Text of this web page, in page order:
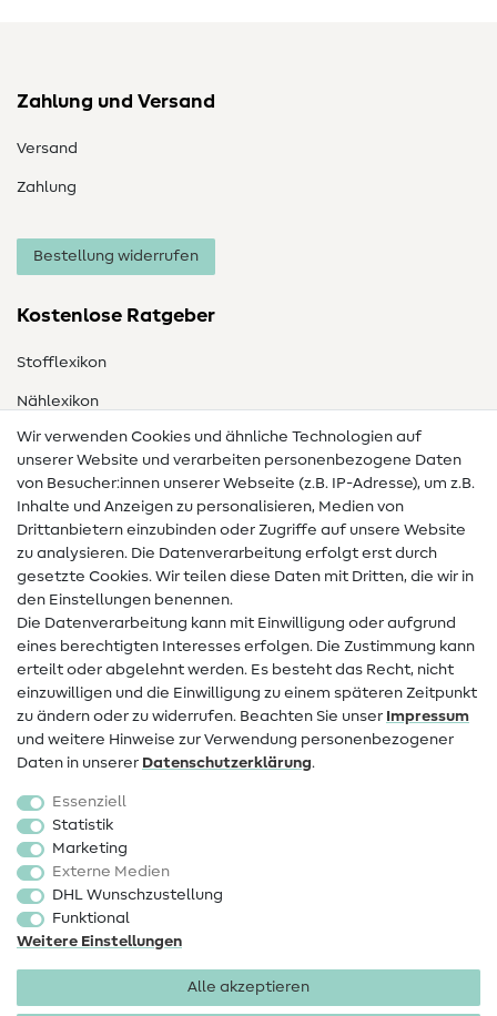
Zahlung und Versand
Versand
Zahlung
Bestellung widerrufen
Kostenlose Ratgeber
Stofflexikon
Nählexikon
Nähanleitungen
Hilfe & Kontakt
Kontakt
Infos zum Betreiberwechsel
FAQ
Widerrufsrecht
Beliebt
Stoffe
Sale
Schnittmuster
Wir verwenden Cookies und ähnliche Technologien auf
unserer Website und verarbeiten personenbezogene Daten
von Besucher:innen unserer Webseite (z.B. IP-Adresse), um z.B.
Inhalte und Anzeigen zu personalisieren, Medien von
Drittanbietern einzubinden oder Zugriffe auf unsere Website
zu analysieren. Die Datenverarbeitung erfolgt erst durch
gesetzte Cookies. Wir teilen diese Daten mit Dritten, die wir in
den Einstellungen benennen.
Die Datenverarbeitung kann mit Einwilligung oder aufgrund
eines berechtigten Interesses erfolgen. Die Zustimmung kann
erteilt oder abgelehnt werden. Es besteht das Recht, nicht
einzuwilligen und die Einwilligung zu einem späteren Zeitpunkt
zu ändern oder zu widerrufen. Beachten Sie unser Impressum
und weitere Hinweise zur Verwendung personenbezogener
Daten in unserer Daten­schutz­erklärung.
Essenziell
Statistik
Marketing
Externe Medien
DHL Wunschzustellung
Funktional
Weitere Einstellungen
Alle akzeptieren
Impressum
Datenschutz AGB